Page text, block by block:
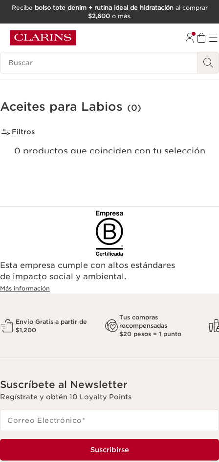
IR AL PIE DE PÁGINA
Recibe bolso tote denim + rutina ideal de hidrataciónal comprar
$2,600o más.
Buscar
Aceites para Labios (0)
Filtros
0 productos que coinciden con tu selección
Esta empresa cumple con altos estándares
de impacto social y ambiental.
Más información
Envío Gratis a partir de
$1,200
Tus compras
recompensadas
$20 pesos = 1 punto
Suscríbete al Newsletter
Regístrate y obtén 10 Loyalty Points
Correo Electrónico*
Suscribirse